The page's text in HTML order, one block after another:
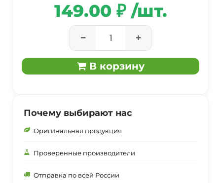
149.00 ₽ /шт.
В корзину
Почему выбирают нас
Оригинальная продукция
Проверенные производители
Отправка по всей России